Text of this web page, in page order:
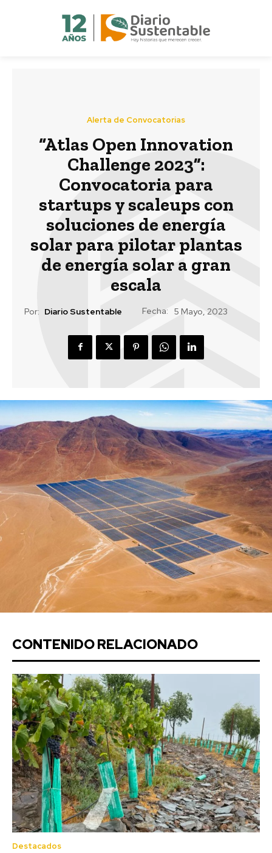
Alerta de Convocatorias
“Atlas Open Innovation
Challenge 2023”:
Convocatoria para
startups y scaleups con
soluciones de energía
solar para pilotar plantas
de energía solar a gran
escala
Por: Diario Sustentable Fecha: 5 Mayo, 2023
CONTENIDO RELACIONADO
Destacados